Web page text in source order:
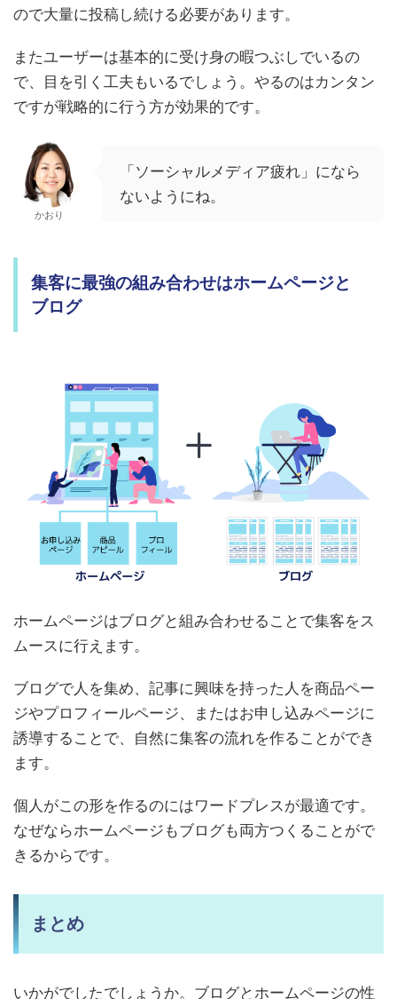
ので大量に投稿し続ける必要があります。
またユーザーは基本的に受け身の暇つぶしでいるの
で、目を引く工夫もいるでしょう。やるのはカンタン
ですが戦略的に行う方が効果的です。
かおり
「ソーシャルメディア疲れ」になら
ないようにね。
集客に最強の組み合わせはホームページと
ブログ
ホームページはブログと組み合わせることで集客をス
ムースに行えます。
ブログで人を集め、記事に興味を持った人を商品ペー
ジやプロフィールページ、またはお申し込みページに
誘導することで、自然に集客の流れを作ることができ
ます。
個人がこの形を作るのにはワードプレスが最適です。
なぜならホームページもブログも両方つくることがで
きるからです。
まとめ
いかがでしたでしょうか。ブログとホームページの性